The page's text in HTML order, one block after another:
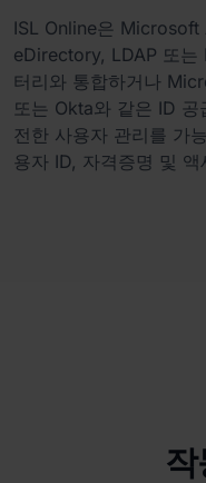
ISL Online은
eDirectory, LDAP 또는
터리와 통합하거나
또는 Okta와 같은 ID
전한 사용자 관리를 가
용자 ID, 자격증명 및
작